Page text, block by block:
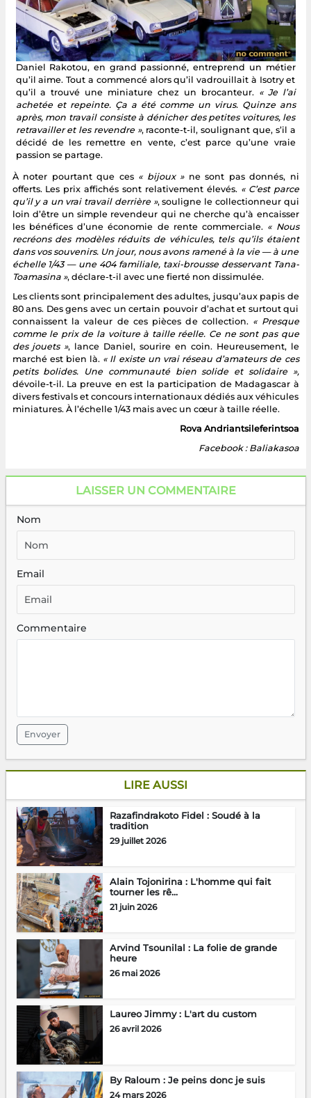
Daniel Rakotou, en grand passionné, entreprend un métier
qu’il aime. Tout a commencé alors qu’il vadrouillait à Isotry et
qu’il a trouvé une miniature chez un brocanteur. « Je l’ai
achetée et repeinte. Ça a été comme un virus. Quinze ans
après, mon travail consiste à dénicher des petites voitures, les
retravailler et les revendre », raconte-t-il, soulignant que, s’il a
décidé de les remettre en vente, c’est parce qu’une vraie
passion se partage.
À noter pourtant que ces « bijoux »ne sont pas donnés, ni
offerts. Les prix affichés sont relativement élevés. « C’est parce
qu’il y a un vrai travail derrière », souligne le collectionneur qui
loin d’être un simple revendeur qui ne cherche qu’à encaisser
les bénéfices d’une économie de rente commerciale. « Nous
recréons des modèles réduits de véhicules, tels qu’ils étaient
dans vos souvenirs. Un jour, nous avons ramené à la vie — à une
échelle 1/43 — une 404 familiale, taxi-brousse desservant Tana-
Toamasina », déclare-t-il avec une fierté non dissimulée.
Les clients sont principalement des adultes, jusqu’aux papis de
80 ans. Des gens avec un certain pouvoir d’achat et surtout qui
connaissent la valeur de ces pièces de collection. « Presque
comme le prix de la voiture à taille réelle. Ce ne sont pas que
des jouets », lance Daniel, sourire en coin. Heureusement, le
marché est bien là. « Il existe un vrai réseau d’amateurs de ces
petits bolides. Une communauté bien solide et solidaire »,
dévoile-t-il. La preuve en est la participation de Madagascar à
divers festivals et concours internationaux dédiés aux véhicules
miniatures. À l’échelle 1/43 mais avec un cœur à taille réelle.
Rova Andriantsileferintsoa
Facebook : Baliakasoa
LAISSER UN COMMENTAIRE
Nom
Email
Commentaire
Envoyer
LIRE AUSSI
Razafindrakoto Fidel : Soudé à la
tradition
29 juillet 2026
Alain Tojonirina : L'homme qui fait
tourner les rê...
21 juin 2026
Arvind Tsounilal : La folie de grande
heure
26 mai 2026
Laureo Jimmy : L'art du custom
26 avril 2026
By Raloum : Je peins donc je suis
24 mars 2026